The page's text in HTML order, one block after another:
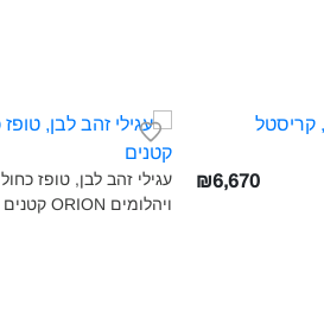
₪6,670
עגילי זהב לבן, טופז כחול
ויהלומים ORION קטנים‎